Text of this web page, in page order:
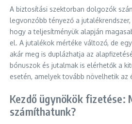
A biztosítási szektorban dolgozók
legvonzóbb tényező a
hogy a teljesítményük alapján
el. A jutalékok mértéke változó, de
akár meg is duplázhatja az
bónuszok és jutalmak is elérhetők a
esetén, amelyek tovább növelhetik az
Kezdő ügynökök fizetése:
számíthatunk?